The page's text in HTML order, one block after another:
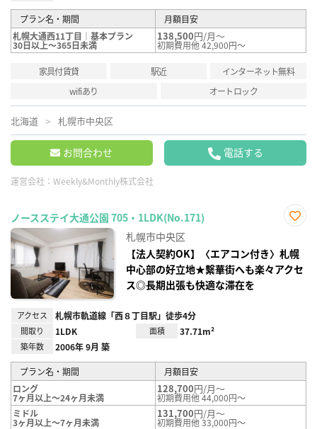
プラン名・期間
月額目安
札幌大通西11丁目｜基本プラン
30日以上～365日未満
138,500円/月～
初期費用他 42,900円～
家具付賃貸 駅近
インターネット無料
wifiあり
オートロック
北海道 札幌市中央区
お問合わせ 電話する
運営会社： Weekly&Monthly株式会社
ノースステイ大通公園 705・1LDK(No.171)
り登
録
札幌市中央区
【法人契約OK】〈エアコン付き〉札幌
中心部の好立地★繫華街へも楽々アクセ
ス◎長期出張も快適な滞在を
アクセス 札幌市軌道線「西８丁目駅」徒歩4分
間取り 1LDK 面積 37.71m²
築年数 2006年 9月 築
プラン名・期間
月額目安
ロング
7ヶ月以上～24ヶ月未満
128,700円/月～
初期費用他 44,000円～
ミドル
3ヶ月以上～7ヶ月未満
131,700円/月～
初期費用他 33,000円～